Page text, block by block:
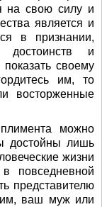
на свою силу и
является и
в признании,
достоинств и
своему
им, то
восторженные
можно
достойны лишь
жизни
повседневной
представителю
ваш муж или